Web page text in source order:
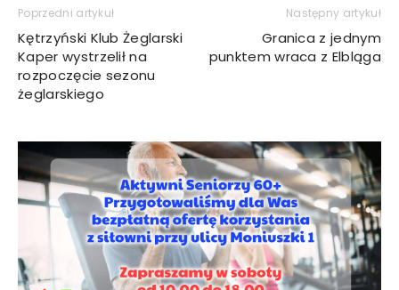
Poprzedni artykuł
Kętrzyński Klub Żeglarski
Kaper wystrzelił na
rozpoczęcie sezonu
żeglarskiego
Następny artykuł
Granica z jednym
punktem wraca z Elbląga